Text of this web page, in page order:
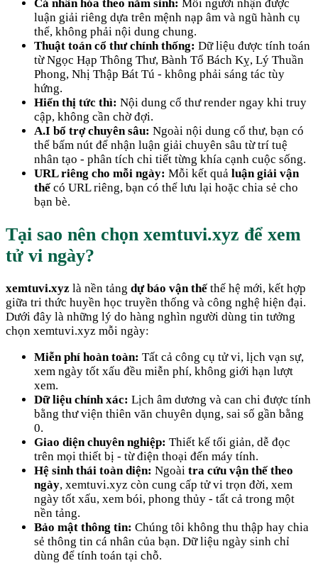
Cá nhân hóa theo năm sinh: Mỗi người nhận được
luận giải riêng dựa trên mệnh nạp âm và ngũ hành cụ
thể, không phải nội dung chung.
Thuật toán cổ thư chính thống: Dữ liệu được tính toán
từ Ngọc Hạp Thông Thư, Bành Tổ Bách Kỵ, Lý Thuần
Phong, Nhị Thập Bát Tú - không phải sáng tác tùy
hứng.
Hiển thị tức thì: Nội dung cổ thư render ngay khi truy
cập, không cần chờ đợi.
A.I bổ trợ chuyên sâu: Ngoài nội dung cổ thư, bạn có
thể bấm nút để nhận luận giải chuyên sâu từ trí tuệ
nhân tạo - phân tích chi tiết từng khía cạnh cuộc sống.
URL riêng cho mỗi ngày: Mỗi kết quả luận giải vận
thếcó URL riêng, bạn có thể lưu lại hoặc chia sẻ cho
bạn bè.
Tại sao nên chọn xemtuvi.xyz để xem
tử vi ngày?
xemtuvi.xyz là nền tảng dự báo vận thếthế hệ mới, kết hợp
giữa tri thức huyền học truyền thống và công nghệ hiện đại.
Dưới đây là những lý do hàng nghìn người dùng tin tưởng
chọn xemtuvi.xyz mỗi ngày:
Miễn phí hoàn toàn: Tất cả công cụ tử vi, lịch vạn sự,
xem ngày tốt xấu đều miễn phí, không giới hạn lượt
xem.
Dữ liệu chính xác: Lịch âm dương và can chi được tính
bằng thư viện thiên văn chuyên dụng, sai số gần bằng
0.
Giao diện chuyên nghiệp: Thiết kế tối giản, dễ đọc
trên mọi thiết bị - từ điện thoại đến máy tính.
Hệ sinh thái toàn diện: Ngoài tra cứu vận thế theo
ngày, xemtuvi.xyz còn cung cấp tử vi trọn đời, xem
ngày tốt xấu, xem bói, phong thủy - tất cả trong một
nền tảng.
Bảo mật thông tin: Chúng tôi không thu thập hay chia
sẻ thông tin cá nhân của bạn. Dữ liệu ngày sinh chỉ
dùng để tính toán tại chỗ.